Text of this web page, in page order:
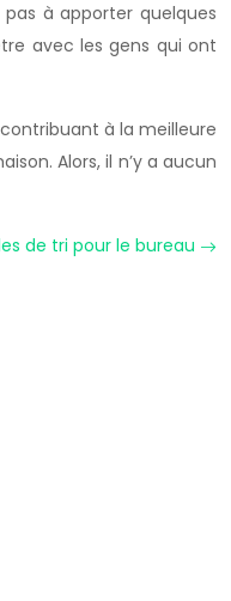
à apporter quelques
avec les gens qui ont
à la meilleure
Alors, il n’y a aucun
de tri pour le bureau